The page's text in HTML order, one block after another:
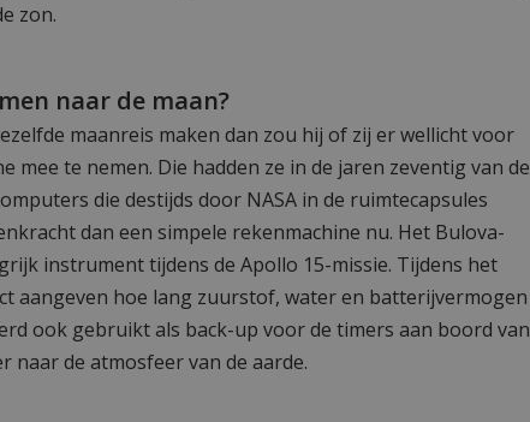
zon.
naar de maan?
maanreis maken dan zou hij of zij er wellicht voor
mee te nemen. Die hadden ze in de jaren zeventig van de
die destijds door NASA in de ruimtecapsules
dan een simpele rekenmachine nu. Het Bulova-
instrument tijdens de Apollo 15-missie. Tijdens het
aangeven hoe lang zuurstof, water en batterijvermogen
ook gebruikt als back-up voor de timers aan boord van
naar de atmosfeer van de aarde.